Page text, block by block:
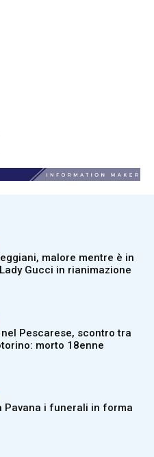
malore mentre è in
Gucci in rianimazione
Pescarese, scontro tra
morto 18enne
Pavana i funerali in forma